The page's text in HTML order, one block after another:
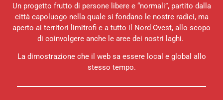
Un progetto frutto di persone libere e “normali”, partito dalla
città capoluogo nella quale si fondano le nostre radici, ma
aperto ai territori limitrofi e a tutto il Nord Ovest, allo scopo
di coinvolgere anche le aree dei nostri laghi.
La dimostrazione che il web sa essere local e global allo
stesso tempo.